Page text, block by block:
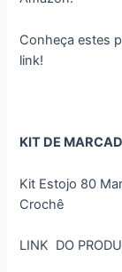
Conheça estes
link!
KIT DE
Kit Estojo 80
Crochê
LINK DO